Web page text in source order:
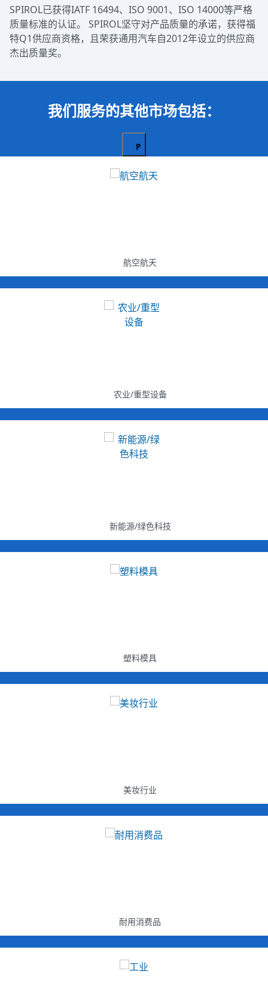
SPIROL已获得IATF 16494、ISO 9001、ISO 14000等严格
质量标准的认证。 SPIROL坚守对产品质量的承诺，获得福
特Q1供应商资格，且荣获通用汽车自2012年设立的供应商
杰出质量奖。
我们服务的其他市场包括：
P
rev
iou
s
航空航天
农业/重型设备
新能源/绿色科技
塑料模具
美妆行业
耐用消费品